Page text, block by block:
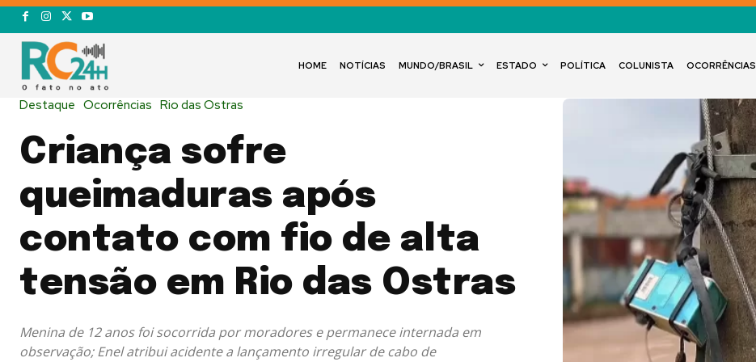
HOME NOTÍCIAS MUNDO/BRASIL ESTADO POLÍTICA COLUNISTA OCORRÊNCIAS
Destaque Ocorrências Rio das Ostras
Criança sofre
queimaduras após
contato com fio de alta
tensão em Rio das Ostras
Menina de 12 anos foi socorrida por moradores e permanece internada em
observação; Enel atribui acidente a lançamento irregular de cabo de